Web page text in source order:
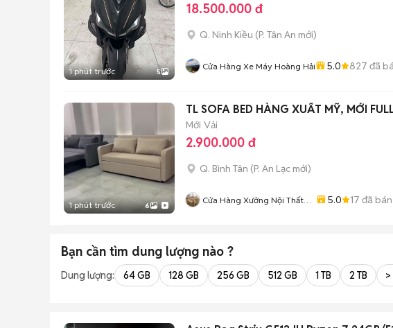
1 phút trước 5
18.500.000 đ
Q. Ninh Kiều (P. Tân An mới)
Cửa Hàng Xe Máy Hoàng Hải 5.0 827 đã
1 phút trước 6
TL SOFA BED HÀNG XUẤT MỸ, MỚI
Mới Vải
2.900.000 đ
Q. Bình Tân (P. An Lạc mới)
Cửa Hàng Xưởng Nội Thất
5.0 17 đã bán
Bạn cần tìm dung lượng nào ?
Dung lượng: 64 GB 128 GB 256 GB 512 GB 1 TB 2 TB >